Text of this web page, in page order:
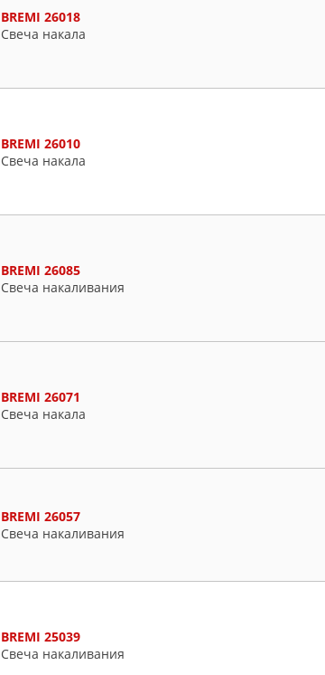
BREMI 26018
Свеча накала
BREMI 26010
Свеча накала
BREMI 26085
Свеча накаливания
BREMI 26071
Свеча накала
BREMI 26057
Свеча накаливания
BREMI 25039
Свеча накаливания